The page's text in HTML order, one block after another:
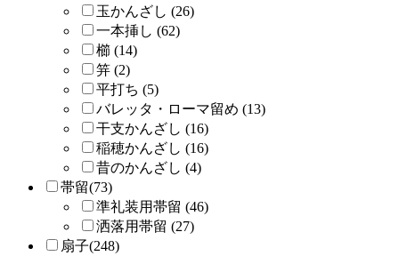
玉かんざし (26)
一本挿し (62)
櫛 (14)
笄 (2)
平打ち (5)
バレッタ・ローマ留め (13)
干支かんざし (16)
稲穂かんざし (16)
昔のかんざし (4)
帯留(73)
準礼装用帯留 (46)
洒落用帯留 (27)
扇子(248)